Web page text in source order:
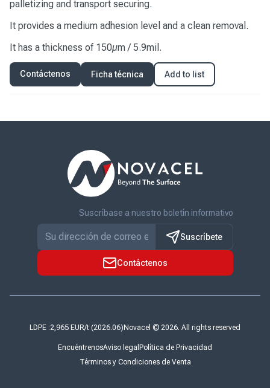
palletizing and transport securing.
It provides a medium adhesion level and a clean removal.
It has a thickness of 150µm / 5.9mil.
Contáctenos Ficha técnica Add to list
Contáctenos
Suscríbase a nuestro boletín informativo
Suscríbete
LDPE : Novacel © 2026. All rights reserved
EncuéntrenosAviso legal Política de Privacidad
Términos y Condiciones de Venta